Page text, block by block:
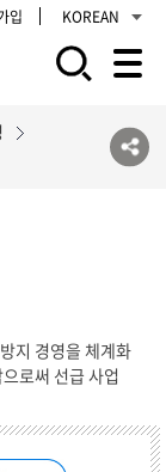
입 KOREAN
지 경영을 체계화
로써 선급 사업